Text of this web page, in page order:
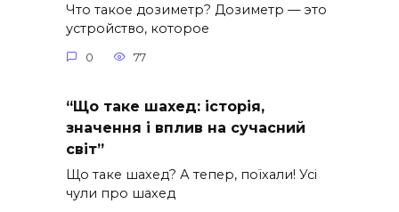
Что такое дозиметр? Дозиметр — это
устройство, которое
0 77
“Що таке шахед: історія,
значення і вплив на сучасний
світ”
Що таке шахед? А тепер, поїхали! Усі
чули про шахед